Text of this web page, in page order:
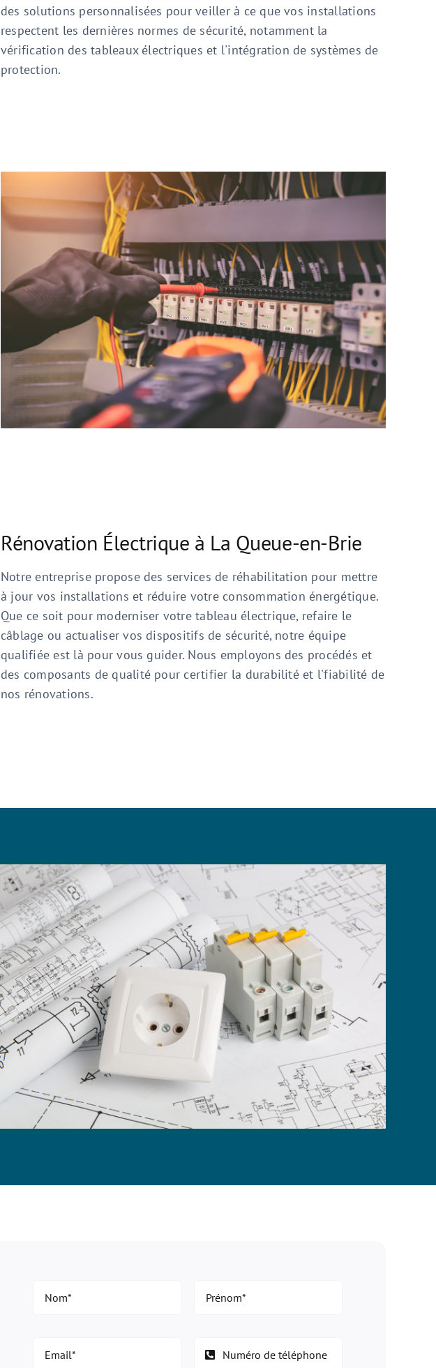
des solutions personnalisées pour veiller à ce que vos installations
respectent les dernières normes de sécurité, notamment la
vérification des tableaux électriques et l'intégration de systèmes de
protection.
Rénovation Électrique à La Queue-en-Brie
Notre entreprise propose des services de réhabilitation pour mettre
à jour vos installations et réduire votre consommation énergétique.
Que ce soit pour moderniser votre tableau électrique, refaire le
câblage ou actualiser vos dispositifs de sécurité, notre équipe
qualifiée est là pour vous guider. Nous employons des procédés et
des composants de qualité pour certifier la durabilité et l'fiabilité de
nos rénovations.